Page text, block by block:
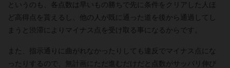
というのも、各点数は早いもの勝ちで先に条件をクリアした人ほ
ど高得点を貰えるし、他の人が既に通った道を後から通過してし
まうと渋滞によりマイナス点を受け取る事になるからです。
また、指示通りに曲がれなかったりしても違反でマイナス点にな
ったりするので、無計画にただ進むだけだと点数がサッパリ伸び